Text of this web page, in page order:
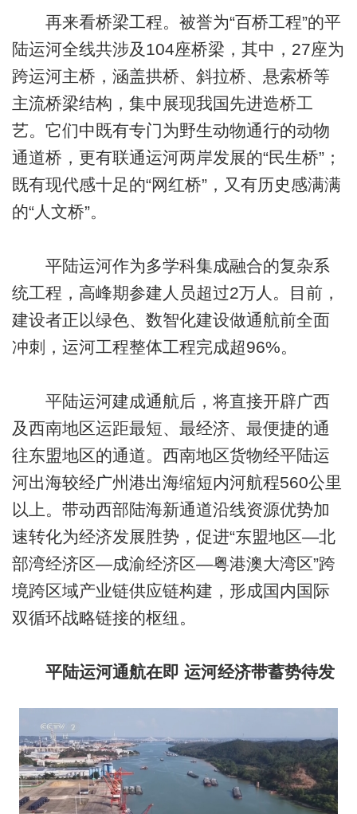
再来看桥梁工程。被誉为“百桥工程”的平
陆运河全线共涉及104座桥梁，其中，27座为
跨运河主桥，涵盖拱桥、斜拉桥、悬索桥等
主流桥梁结构，集中展现我国先进造桥工
艺。它们中既有专门为野生动物通行的动物
通道桥，更有联通运河两岸发展的“民生桥”；
既有现代感十足的“网红桥”，又有历史感满满
的“人文桥”。
平陆运河作为多学科集成融合的复杂系
统工程，高峰期参建人员超过2万人。目前，
建设者正以绿色、数智化建设做通航前全面
冲刺，运河工程整体工程完成超96%。
平陆运河建成通航后，将直接开辟广西
及西南地区运距最短、最经济、最便捷的通
往东盟地区的通道。西南地区货物经平陆运
河出海较经广州港出海缩短内河航程560公里
以上。带动西部陆海新通道沿线资源优势加
速转化为经济发展胜势，促进“东盟地区—北
部湾经济区—成渝经济区—粤港澳大湾区”跨
境跨区域产业链供应链构建，形成国内国际
双循环战略链接的枢纽。
平陆运河通航在即 运河经济带蓄势待发